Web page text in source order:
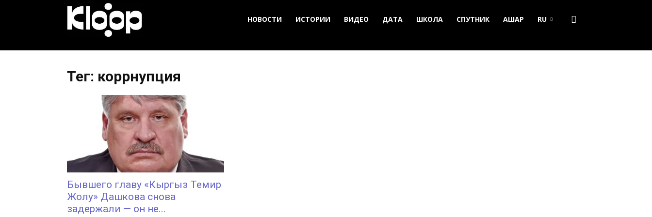
Новости
Кыргызстана
НОВОСТИ ИСТОРИИ ВИДЕО ДАТА ШКОЛА СПУТНИК АШАР RU
Тег: коррнупция
Бывшего главу «Кыргыз Темир
Жолу» Дашкова снова
задержали — он не...